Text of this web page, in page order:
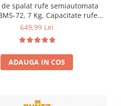
de spalat rufe semiautomata
72, 7 Kg, Capacitate rufe
5Kg, 330 W, Alb/Albastru
649,99 Lei
ADAUGA IN COS